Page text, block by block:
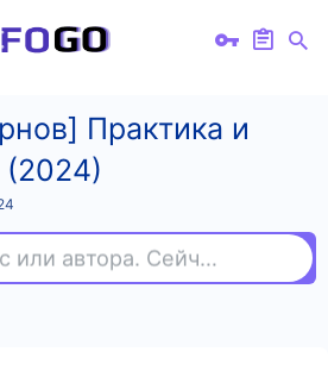
Практика и
(2024)
Найдите курс или автора. Сейчас ищут